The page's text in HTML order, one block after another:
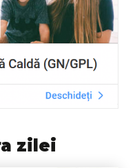
zilei